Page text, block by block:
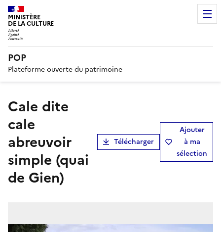
MINISTÈRE
DE LA CULTURE
POP
Plateforme ouverte du patrimoine
Cale dite
cale
abreuvoir
simple (quai
de Gien)
Télécharger
Ajouter
à ma
sélection